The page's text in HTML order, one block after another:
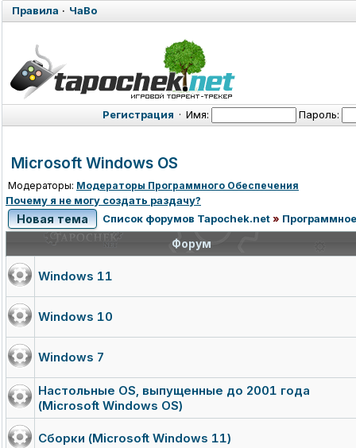
Правила · ЧаВо
Регистрация · Имя: Пароль:
Microsoft Windows OS
Модераторы: Модераторы Программного Обеспечения
Почему я не могу создать раздачу?
Новая тема Список форумов Tapochek.net»
Форум
Windows 11
Windows 10
Windows 7
Настольные OS, выпущенные до 2001 года
(Microsoft Windows OS)
Сборки (Microsoft Windows 11)